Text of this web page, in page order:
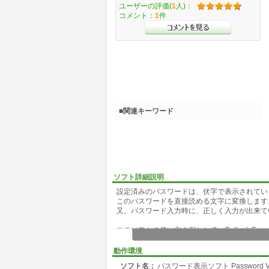
ソフト詳細説明
設定済みのパスワードは、伏字で表示されて
このパスワードを直接読める文字に変換しま
又、パスワード入力時に、正しく入力が出来
このソフトの使い方の例として、Outlook
1. Password Viewer(このソフトウエア)を起動
2. Outlook Expressを起動します。
動作環境
ソフト名： パスワード表示ソフト Password
ユーザーの評価(1 人)：
コメント： 1件
■関連キーワード